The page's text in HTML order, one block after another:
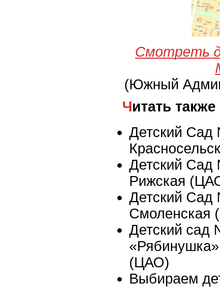
Смотреть
(Южный
Читать также
Детский
Детский
Рижская
Детский
Смоленская
Детский сад
(ЦАО)
Выбираем